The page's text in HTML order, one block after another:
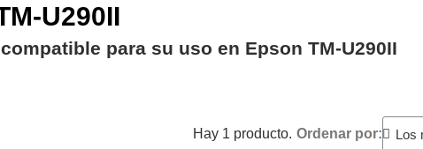
U290II
para su uso en Epson TM-U290II
Hay 1 producto. Ordenar por: